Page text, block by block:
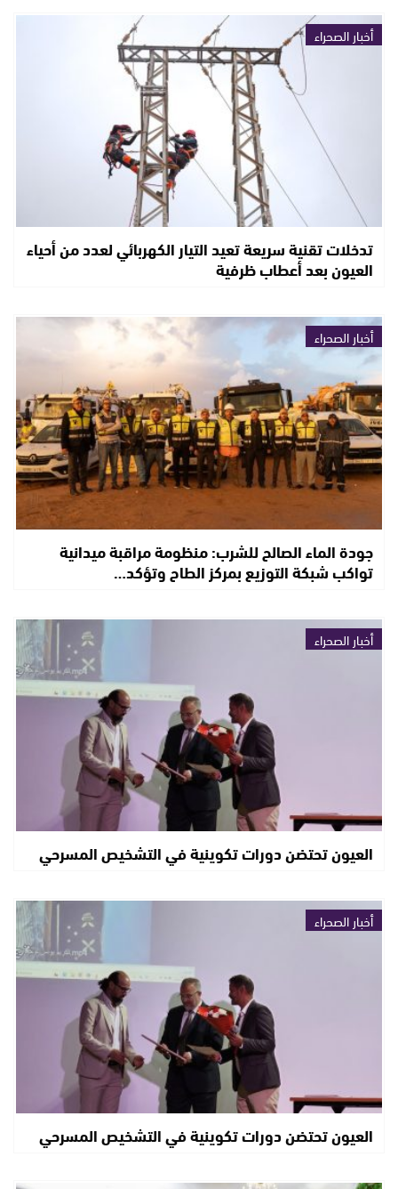
أخبار الصحراء
تدخلات تقنية سريعة تعيد التيار الكهربائي لعدد من أحياء
العيون بعد أعطاب ظرفية
أخبار الصحراء
جودة الماء الصالح للشرب: منظومة مراقبة ميدانية
تواكب شبكة التوزيع بمركز الطاح وتؤكد…
أخبار الصحراء
العيون تحتضن دورات تكوينية في التشخيص المسرحي
أخبار الصحراء
العيون تحتضن دورات تكوينية في التشخيص المسرحي